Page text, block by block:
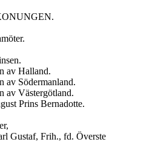
av Halland.
av Södermanland.
av Västergötland.
Prins Bernadotte.
Gustaf, Frih., fd. Överste